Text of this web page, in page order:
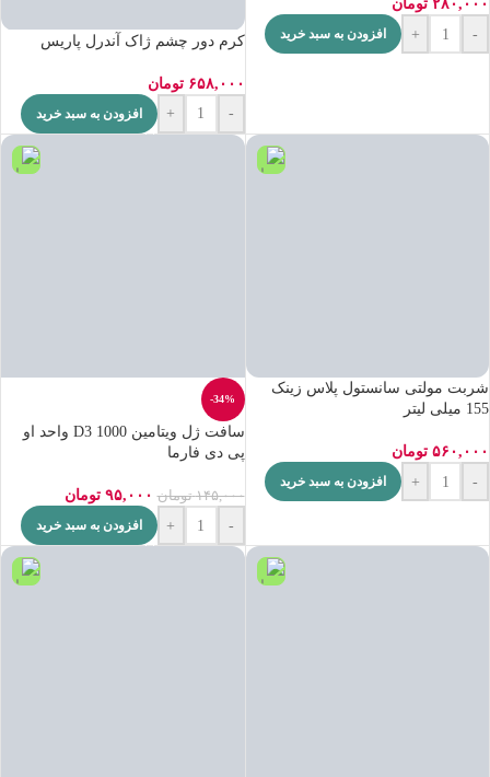
۲۸۰,۰۰۰ تومان
-
+ افزودن به سبد خرید کرم دور چشم ژاک آندرل پاریس
۶۵۸,۰۰۰ تومان
-
+ افزودن به سبد خرید
شربت مولتی سانستول پلاس زینک
155 میلی لیتر
۵۶۰,۰۰۰ تومان
-
+ افزودن به سبد خرید
-34%
سافت ژل ویتامین D3 1000 واحد او
پی دی فارما
۱۴۵,۰۰۰ تومان ۹۵,۰۰۰ تومان
-
+ افزودن به سبد خرید